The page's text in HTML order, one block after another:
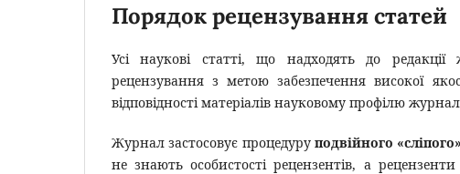
Порядок рецензування статей
Усі наукові статті, що надходять до редакції
рецензування з метою забезпечення високої
відповідності матеріалів науковому профілю
Журнал застосовує процедуру подвійного
не знають особистості рецензентів, а